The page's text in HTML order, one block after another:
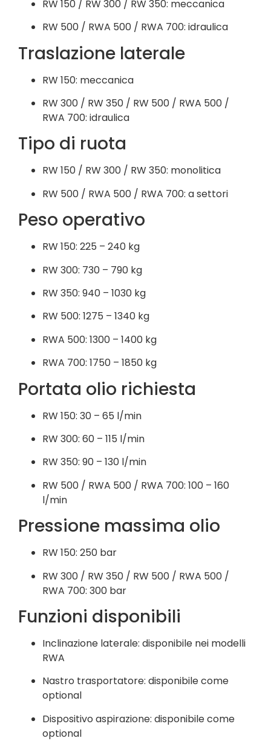
RW 150 / RW 300 / RW 350: meccanica
RW 500 / RWA 500 / RWA 700: idraulica
Traslazione laterale
RW 150: meccanica
RW 300 / RW 350 / RW 500 / RWA 500 /
RWA 700: idraulica
Tipo di ruota
RW 150 / RW 300 / RW 350: monolitica
RW 500 / RWA 500 / RWA 700: a settori
Peso operativo
RW 150: 225 – 240 kg
RW 300: 730 – 790 kg
RW 350: 940 – 1030 kg
RW 500: 1275 – 1340 kg
RWA 500: 1300 – 1400 kg
RWA 700: 1750 – 1850 kg
Portata olio richiesta
RW 150: 30 – 65 l/min
RW 300: 60 – 115 l/min
RW 350: 90 – 130 l/min
RW 500 / RWA 500 / RWA 700: 100 – 160
l/min
Pressione massima olio
RW 150: 250 bar
RW 300 / RW 350 / RW 500 / RWA 500 /
RWA 700: 300 bar
Funzioni disponibili
Inclinazione laterale: disponibile nei modelli
RWA
Nastro trasportatore: disponibile come
optional
Dispositivo aspirazione: disponibile come
optional